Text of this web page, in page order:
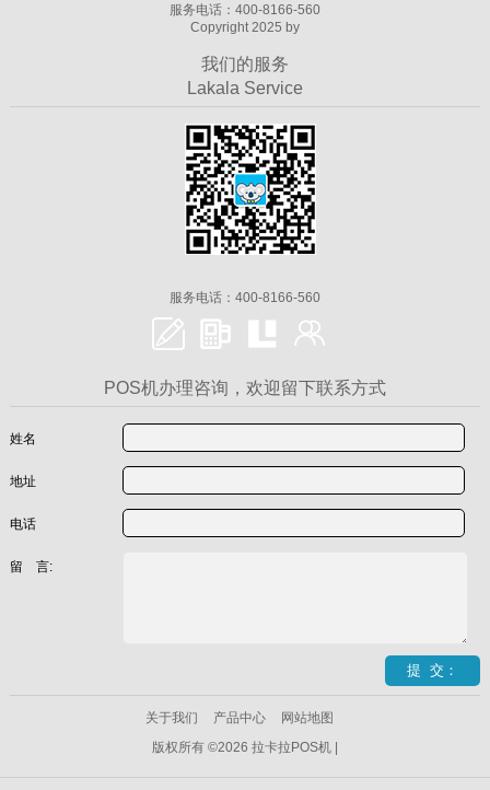
服务电话：400-8166-560
Copyright 2025 by
我们的服务
Lakala Service
服务电话：400-8166-560
POS机办理咨询，欢迎留下联系方式
姓名
地址
电话
留 言:
关于我们 产品中心
网站地图
版权所有 ©2026 拉卡拉POS机 |